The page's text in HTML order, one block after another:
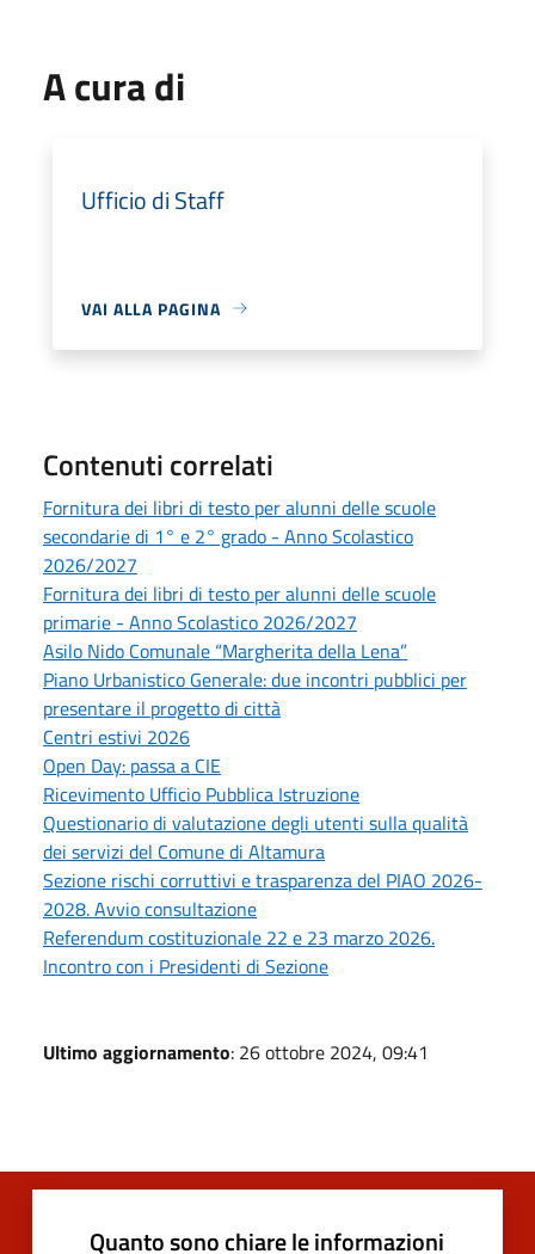
A cura di
Ufficio di Staff
VAI ALLA PAGINA
Contenuti correlati
Fornitura dei libri di testo per alunni delle scuole
secondarie di 1° e 2° grado - Anno Scolastico
2026/2027
Fornitura dei libri di testo per alunni delle scuole
primarie - Anno Scolastico 2026/2027
Asilo Nido Comunale “Margherita della Lena”
Piano Urbanistico Generale: due incontri pubblici per
presentare il progetto di città
Centri estivi 2026
Open Day: passa a CIE
Ricevimento Ufficio Pubblica Istruzione
Questionario di valutazione degli utenti sulla qualità
dei servizi del Comune di Altamura
Sezione rischi corruttivi e trasparenza del PIAO 2026-
2028. Avvio consultazione
Referendum costituzionale 22 e 23 marzo 2026.
Incontro con i Presidenti di Sezione
Ultimo aggiornamento: 26 ottobre 2024, 09:41
Quanto sono chiare le informazioni